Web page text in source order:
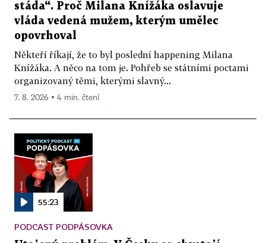
stáda“. Proč Milana Knížáka oslavuje
vláda vedená mužem, kterým umělec
opovrhoval
Někteří říkají, že to byl poslední happening Milana
Knížáka. A něco na tom je. Pohřeb se státními poctami
organizovaný těmi, kterými slavný...
7. 8. 2026 ▪ 4 min. čtení
55:23
PODCAST PODPÁSOVKA